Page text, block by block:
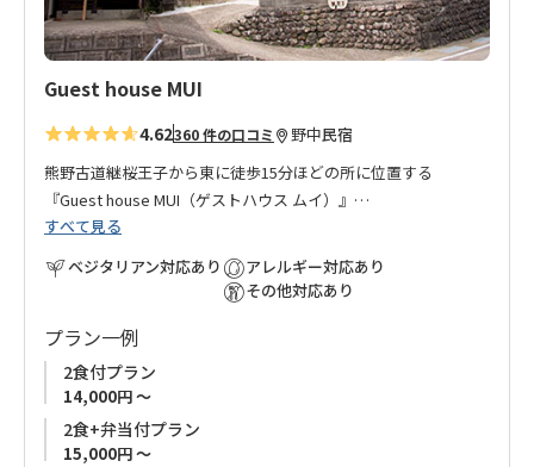
Guest house MUI
4.62360 件の口コミ 野中民宿
熊野古道継桜王子から東に徒歩15分ほどの所に位置する
『Guest house MUI（ゲストハウス ムイ）』
オーナーは、自然が大好きで東京から移住し、ゲストハウスを
オープンしました。
とても人懐っこくて可愛らしいペットのヤギが庭先でお出迎え
お部屋はシンプルで清潔感があり、ゆったりくつろいでいただ
ける空間となっております。
地元の食材・麹を使ったお料理と天然酵母のパンもお楽しみい
ただけます。
『Guest house MUI』の名は、「無為自然（むいしぜん）」とい
すべて見る
ベジタリアン対応あり
アレルギー対応あり
その他対応あり
プラン一例
2食付プラン
14,000円 ～
2食+弁当付プラン
15,000円 ～